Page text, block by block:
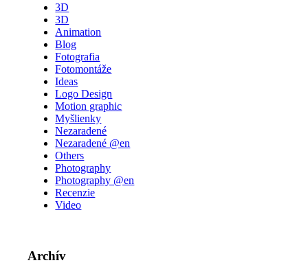
3D
3D
Animation
Blog
Fotografia
Fotomontáže
Ideas
Logo Design
Motion graphic
Myšlienky
Nezaradené
Nezaradené @en
Others
Photography
Photography @en
Recenzie
Video
Archív